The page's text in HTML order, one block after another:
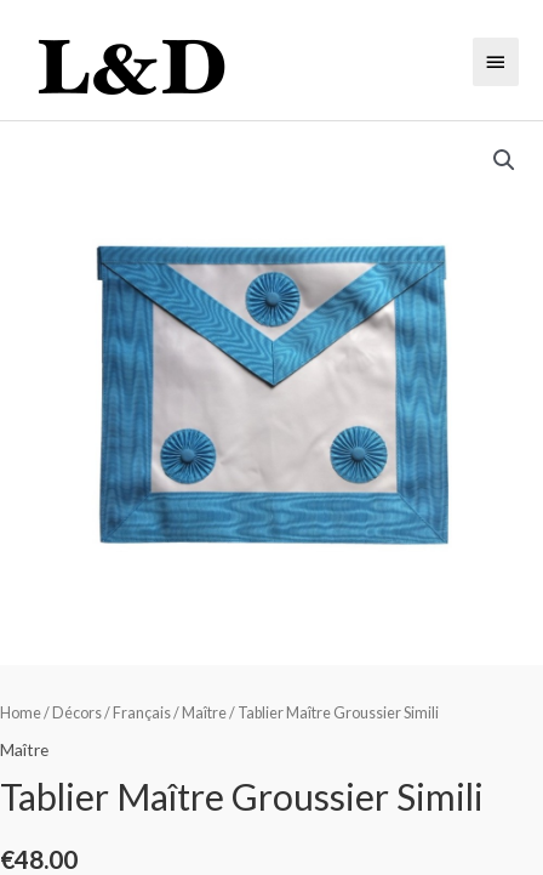
Home/ Décors/ Français/ Maître/ Tablier Maître Groussier Simili
Maître
Tablier Maître Groussier Simili
€48.00